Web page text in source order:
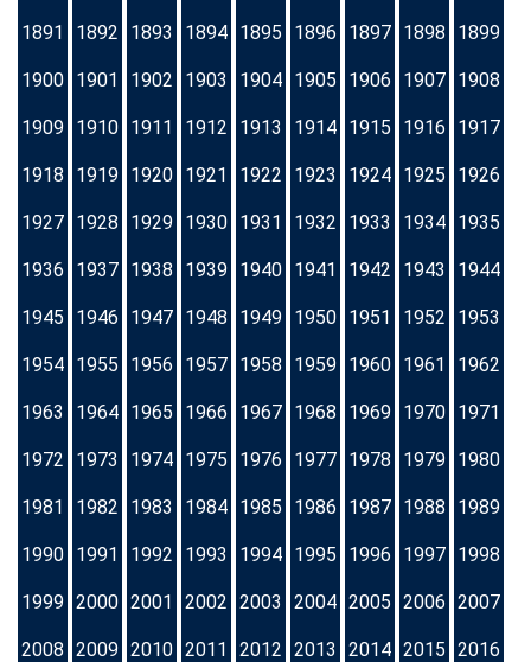
1891 1892 1893 1894 1895 1896 1897 1898 1899
1900 1901 1902 1903 1904 1905 1906 1907 1908
1909 1910 1911 1912 1913 1914 1915 1916 1917
1918 1919 1920 1921 1922 1923 1924 1925 1926
1927 1928 1929 1930 1931 1932 1933 1934 1935
1936 1937 1938 1939 1940 1941 1942 1943 1944
1945 1946 1947 1948 1949 1950 1951 1952 1953
1954 1955 1956 1957 1958 1959 1960 1961 1962
1963 1964 1965 1966 1967 1968 1969 1970 1971
1972 1973 1974 1975 1976 1977 1978 1979 1980
1981 1982 1983 1984 1985 1986 1987 1988 1989
1990 1991 1992 1993 1994 1995 1996 1997 1998
1999 2000 2001 2002 2003 2004 2005 2006 2007
2008 2009 2010 2011 2012 2013 2014 2015 2016